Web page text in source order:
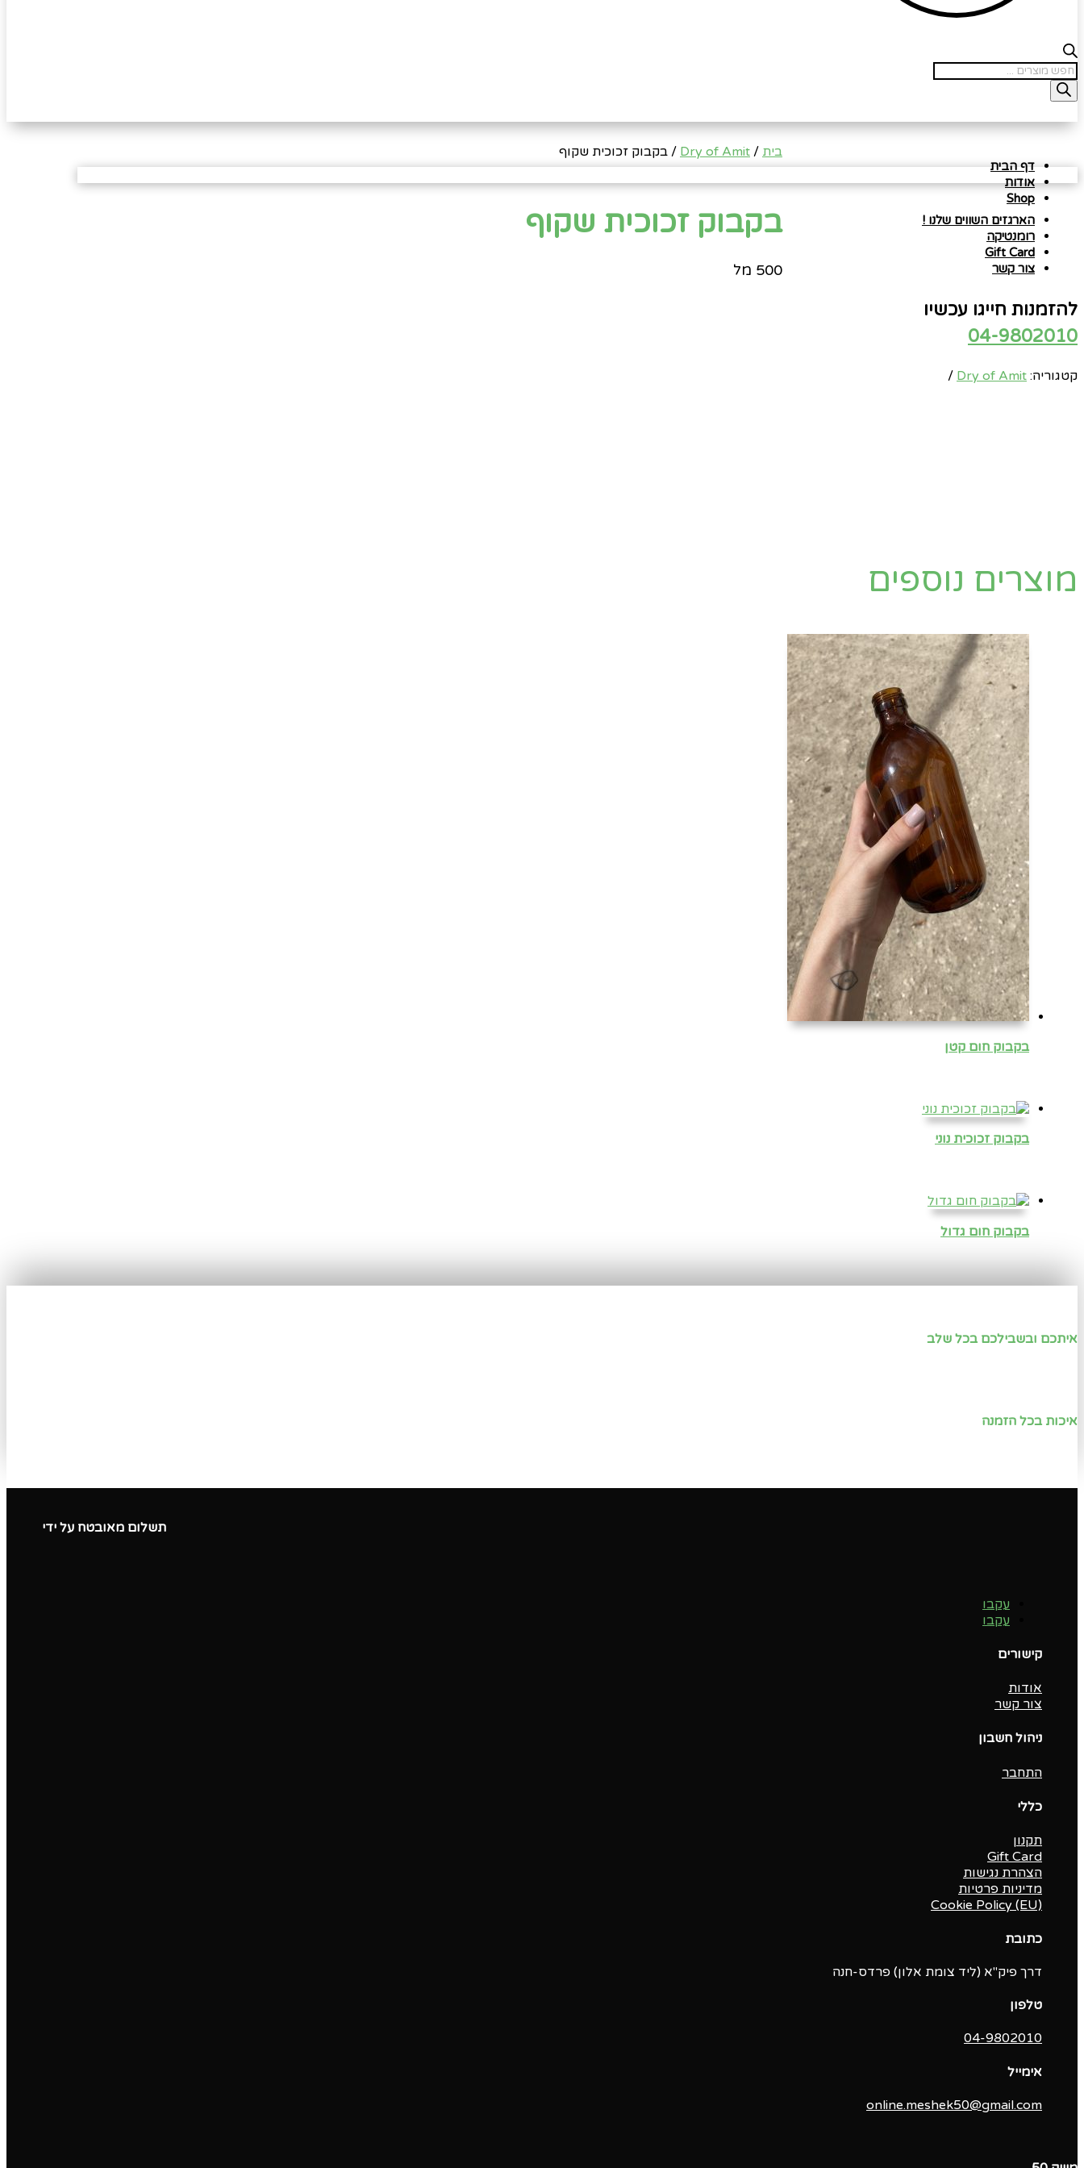
Products
search
דף הבית
אודות
Shop
הארגזים השווים שלנו !
רומנטיקה
Gift Card
צור קשר
בית /
Dry of Amit / בקבוק זכוכית שקוף
בקבוק זכוכית שקוף
500 מל
להזמנות חייגו עכשיו
04-9802010
קטגוריה: Dry of Amit
מוצרים נוספים
בקבוק חום קטן
בקבוק זכוכית נוני
בקבוק חום גדול
איתכם ובשבילכם בכל שלב
איכות בכל הזמנה
תשלום מאובטח על ידי
עקבו
עקבו
קישורים
אודות
צור קשר
ניהול חשבון
התחבר
כללי
תקנון
Gift Card
הצהרת נגישות
מדיניות פרטיות
Cookie Policy (EU)
כתובת
דרך פיק"א (ליד צומת אלון) פרדס-חנה
טלפון
04-9802010‬
אימייל
online.meshek50@gmail.com